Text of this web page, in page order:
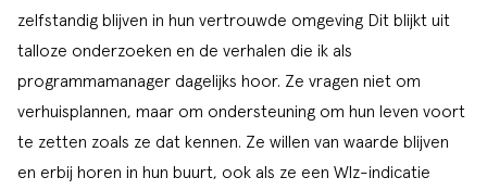
zelfstandig blijven in hun vertrouwde omgeving Dit blijkt uit
talloze onderzoeken en de verhalen die ik als
programmamanager dagelijks hoor. Ze vragen niet om
verhuisplannen, maar om ondersteuning om hun leven voort
te zetten zoals ze dat kennen. Ze willen van waarde blijven
en erbij horen in hun buurt, ook als ze een Wlz-indicatie